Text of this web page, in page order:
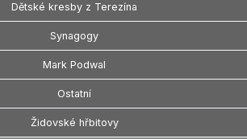
Dětské kresby z Terezína
Synagogy
Mark Podwal
Ostatní
Židovské hřbitovy